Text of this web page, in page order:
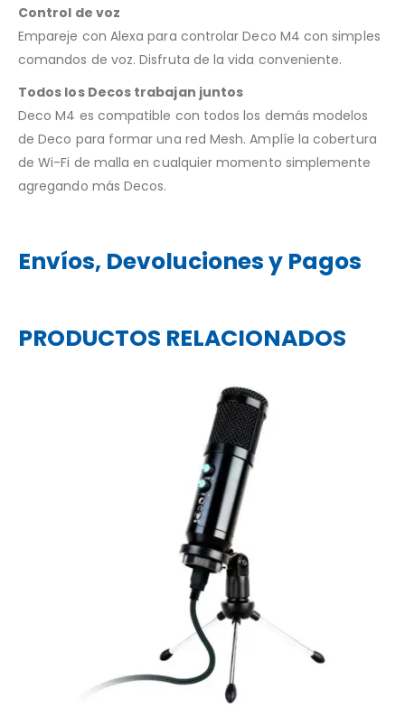
Control de voz
Empareje con Alexa para controlar Deco M4 con simples
comandos de voz. Disfruta de la vida conveniente.
Todos los Decos trabajan juntos
Deco M4 es compatible con todos los demás modelos
de Deco para formar una red Mesh. Amplíe la cobertura
de Wi-Fi de malla en cualquier momento simplemente
agregando más Decos.
Envíos, Devoluciones y Pagos
PRODUCTOS RELACIONADOS